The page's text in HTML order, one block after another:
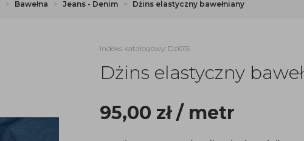
Bawełna Jeans - Denim Dżins elastyczny bawełniany
indeks katalogowy: Dzi015
Dżins elastyczny
95,00 zł/ metr